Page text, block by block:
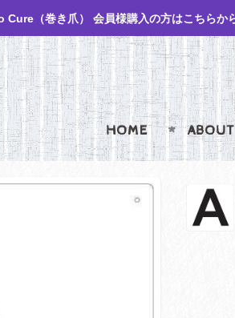
Cure（巻き爪） 会員様購入の方はこちらか
HOME ABOUT